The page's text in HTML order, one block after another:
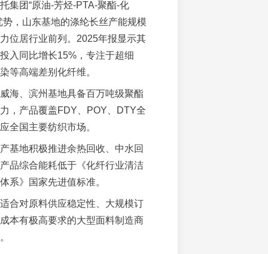
集团“原油-芳烃-PTA-聚酯-化
势，山东基地的涤纶长丝产能规模
位居行业前列。2025年报显示其
入同比增长15%，专注于超细
等高端差别化纤维。
海、滨州基地具备百万吨级聚酯
，产品覆盖FDY、POY、DTY全
全国主要纺织市场。
基地积极推进余热回收、中水回
品综合能耗低于《化纤行业清洁
系》国家先进值标准。
合对原料供应稳定性、大规模订
本有极高要求的大型面料制造商